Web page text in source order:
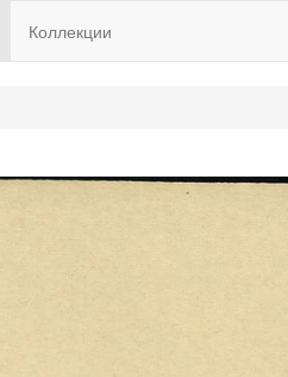
Коллекции